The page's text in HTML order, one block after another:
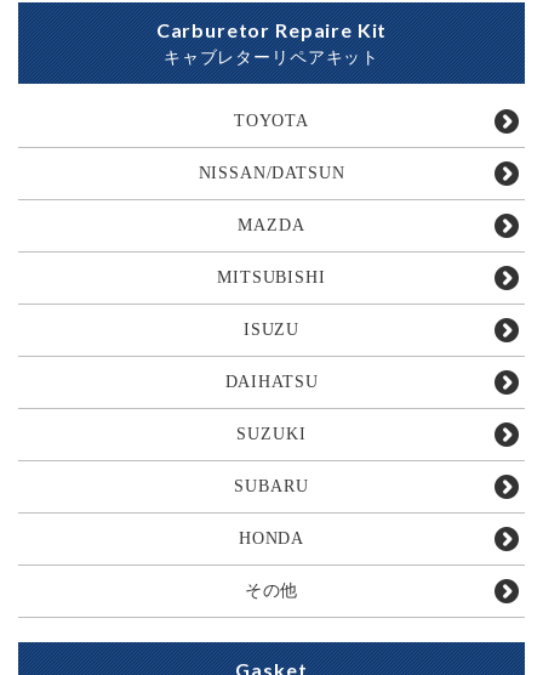
Carburetor Repaire Kit
キャブレターリペアキット
TOYOTA
NISSAN/DATSUN
MAZDA
MITSUBISHI
ISUZU
DAIHATSU
SUZUKI
SUBARU
HONDA
その他
Gasket